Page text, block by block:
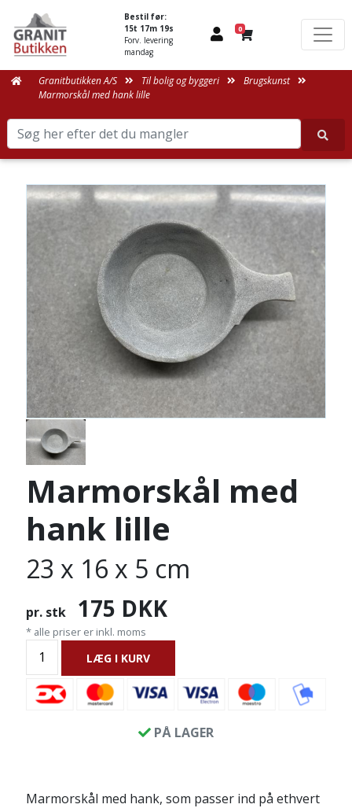
Marmorskål med
hank lille
23 x 16 x 5 cm
pr. stk 175 DKK
* alle priser er inkl. moms
LÆG I KURV
PÅ LAGER
Marmorskål med hank, som passer ind på ethvert
Bestil før:
15t 17m 19s
Forv. levering
mandag
0
Granitbutikken A/S Til bolig og byggeri
Brugskunst
Marmorskål med hank lille